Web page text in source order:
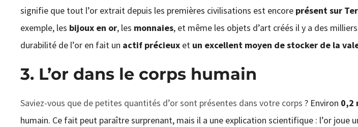
signifie que tout l’or extrait depuis les premières civilisations est encore présent sur
exemple, les bijoux en or, les monnaies, et même les objets d’art créés il y a des
durabilité de l’or en fait un actif précieuxet un excellent moyen de stocker de la
3. L’or dans le corps humain
Saviez-vous que de petites quantités d’or sont présentes dans votre corps ? Environ 0,2
humain. Ce fait peut paraître surprenant, mais il a une explication scientifique : l’or joue